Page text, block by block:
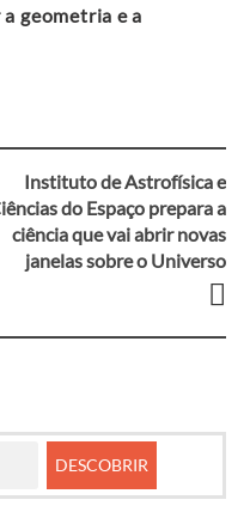
geometria e a
Instituto de Astrofísica e
do Espaço prepara a
ciência que vai abrir novas
janelas sobre o Universo